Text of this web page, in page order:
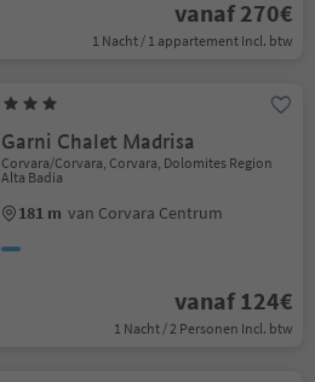
vanaf 270€
1 Nacht / 1 appartement Incl. btw
Garni Chalet Madrisa
Corvara/Corvara, Corvara, Dolomites Region
Alta Badia
181 m van Corvara Centrum
vanaf 124€
1 Nacht / 2 Personen Incl. btw